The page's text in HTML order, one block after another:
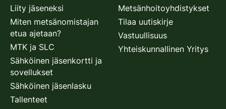
Liity jäseneksi
Miten metsänomistajan
etua ajetaan?
MTK ja SLC
Sähköinen jäsenkortti ja
sovellukset
Sähköinen jäsenlasku
Tallenteet
Metsänhoitoyhdistykset
Tilaa uutiskirje
Vastuullisuus
Yhteiskunnallinen Yritys